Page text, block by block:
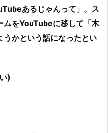
あるじゃんって」。ス
ムをYouTubeに移して「木
うかという話になったとい
)